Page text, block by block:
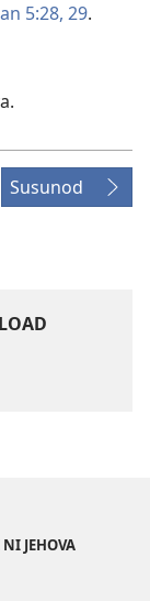
5:28, 29.
Susunod
JEHOVA